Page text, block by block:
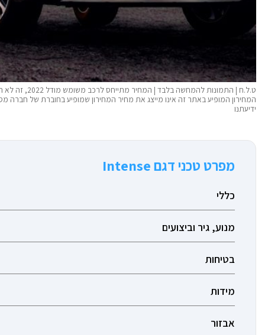
ט.ל.ח |
המחירון המופיע באתר זה אינו מייצג את מחיר המחירון שמופיע בחוברת של
ידיעתנו
מפרט טכני דגם Intense
כללי
מנוע, גיר וביצועים
בטיחות
מידות
אבזור